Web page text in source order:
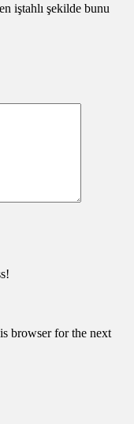
iştahlı şekilde bunu
browser for the next